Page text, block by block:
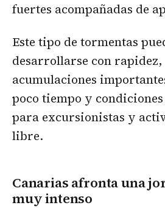
fuertes acompañadas de
Este tipo de tormentas
desarrollarse con rapidez,
acumulaciones
poco tiempo y
para excursionistas y
libre.
Canarias afronta una
muy intenso